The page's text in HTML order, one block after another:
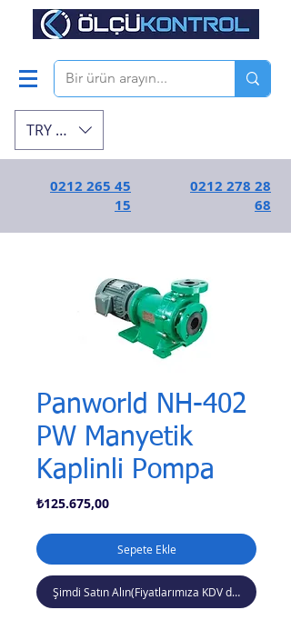
TRY (₺)
0212 265 45
15
0212 278 28
68
Panworld NH-402
PW Manyetik
Kaplinli Pompa
₺125.675,00Fiyat
Sepete Ekle
Şimdi Satın Alın(Fiyatlarımıza KDV dahil değildir)